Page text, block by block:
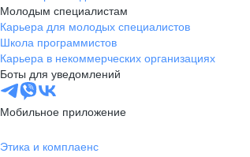
Молодым специалистам
Карьера для молодых специалистов
Школа программистов
Карьера в некоммерческих организациях
Боты для уведомлений
Мобильное приложение
Этика и комплаенс